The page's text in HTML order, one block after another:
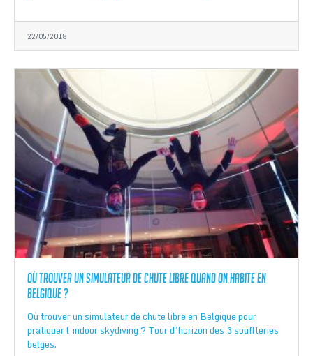
22/05/2018
Où trouver un simulateur de chute libre quand on habite en
Belgique ?
Où trouver un simulateur de chute libre en Belgique pour
pratiquer l’indoor skydiving ? Tour d’horizon des 3 souffleries
belges.